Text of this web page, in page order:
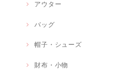
アウター
バッグ
帽子・シューズ
財布・小物